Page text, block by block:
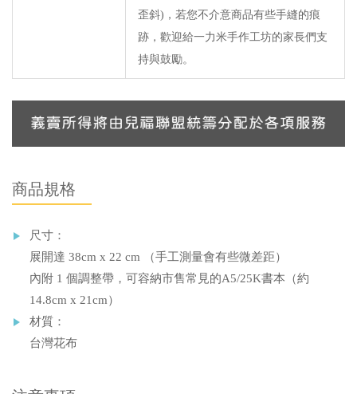
歪斜)，若您不介意商品有些手縫的痕
跡，歡迎給一力米手作工坊的家長們支
持與鼓勵。
商品規格
尺寸：
展開達 38cm x 22 cm （手工測量會有些微差距）
內附 1 個調整帶，可容納市售常見的A5/25K書本（約
14.8cm x 21cm）
材質：
台灣花布